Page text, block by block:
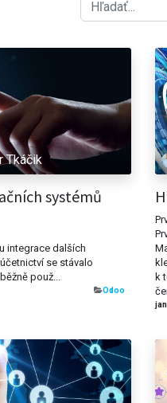
Tkáčik
systémů
integrace dalších
se stávalo
použ...
​Odoo
k